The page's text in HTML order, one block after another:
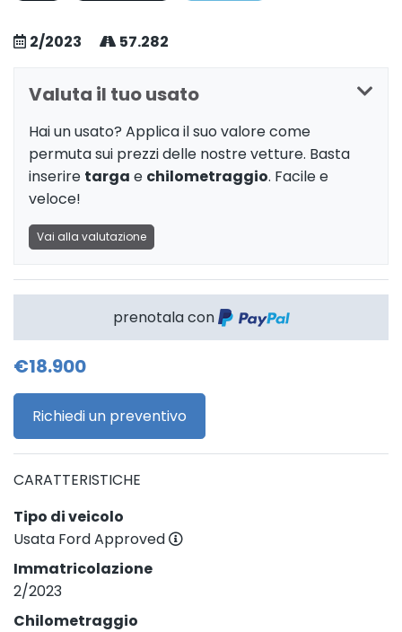
2/2023 57.282
Valuta il tuo usato
Hai un usato? Applica il suo valore come
permuta sui prezzi delle nostre vetture. Basta
inserire targa e chilometraggio. Facile e
veloce!
Vai alla valutazione
prenotala con
€18.900
Richiedi un preventivo
CARATTERISTICHE
Tipo di veicolo
Usata Ford Approved
Immatricolazione
2/2023
Chilometraggio